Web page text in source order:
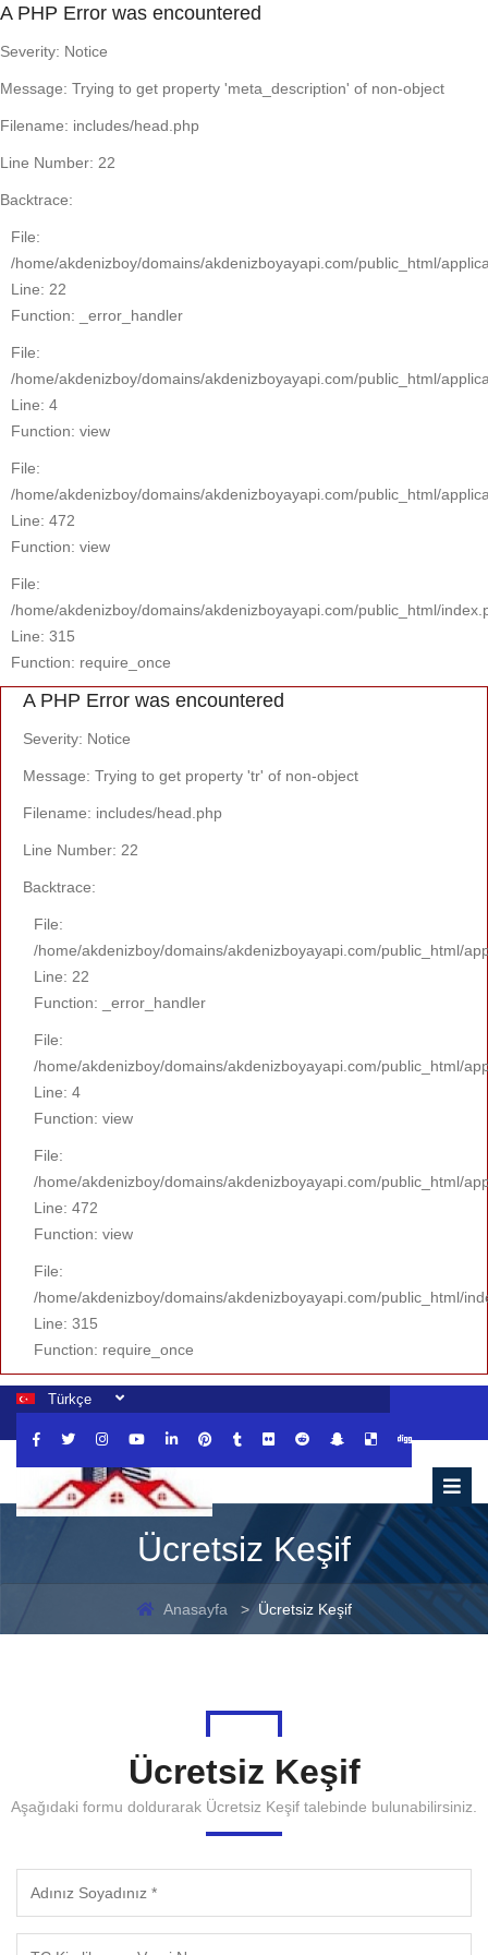
A PHP Error was encountered
Severity: Notice
Message: Trying to get property 'meta_description' of non-object
Filename: includes/head.php
Line Number: 22
Backtrace:
File:
/home/akdenizboy/domains/akdenizboyayapi.com/public_html/
Line: 22
Function: _error_handler
File:
/home/akdenizboy/domains/akdenizboyayapi.com/public_html/
Line: 4
Function: view
File:
/home/akdenizboy/domains/akdenizboyayapi.com/public_html/
Line: 472
Function: view
File:
/home/akdenizboy/domains/akdenizboyayapi.com/public_html/
Line: 315
Function: require_once
A PHP Error was encountered
Severity: Notice
Message: Trying to get property 'tr' of non-object
Filename: includes/head.php
Line Number: 22
Backtrace:
File:
/home/akdenizboy/domains/akdenizboyayapi.com/public_html/
Line: 22
Function: _error_handler
File:
/home/akdenizboy/domains/akdenizboyayapi.com/public_html/
Line: 4
Function: view
File:
/home/akdenizboy/domains/akdenizboyayapi.com/public_html/
Line: 472
Function: view
File:
/home/akdenizboy/domains/akdenizboyayapi.com/public_html/
Line: 315
Function: require_once
Türkçe
Ücretsiz Keşif
Anasayfa Ücretsiz Keşif
Ücretsiz Keşif
Aşağıdaki formu doldurarak Ücretsiz Keşif talebinde bulunabilirsiniz.